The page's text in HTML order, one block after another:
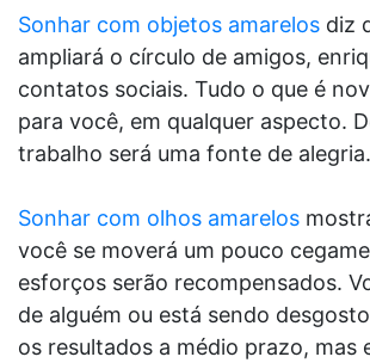
Sonhar com objetos amarelos diz
ampliará o círculo de amigos,
contatos sociais. Tudo o que é
para você, em qualquer aspecto.
trabalho será uma fonte de alegria.
Sonhar com olhos amarelos
você se moverá um pouco
esforços serão recompensados.
de alguém ou está sendo
os resultados a médio prazo, mas